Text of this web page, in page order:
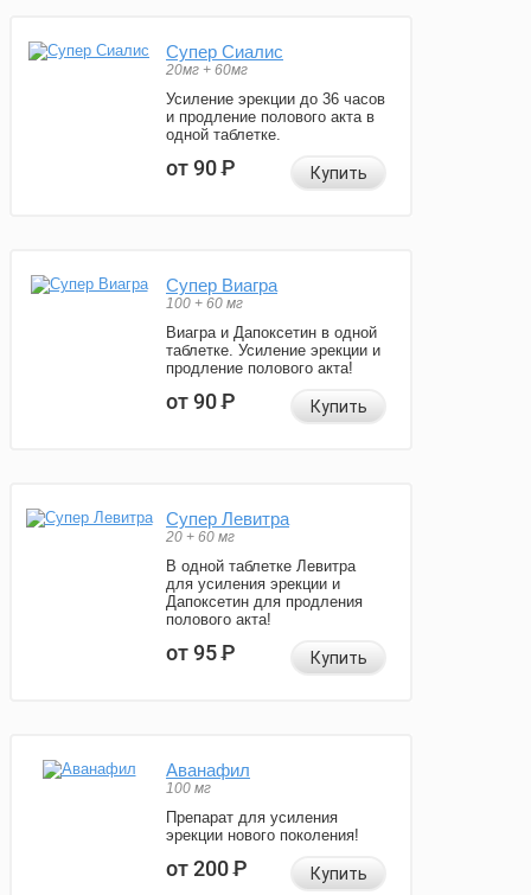
Супер Сиалис
20мг + 60мг
Усиление эрекции до 36 часов
и продление полового акта в
одной таблетке.
от 90Р Купить
Супер Виагра
100 + 60 мг
Виагра и Дапоксетин в одной
таблетке. Усиление эрекции и
продление полового акта!
от 90Р Купить
Супер Левитра
20 + 60 мг
В одной таблетке Левитра
для усиления эрекции и
Дапоксетин для продления
полового акта!
от 95Р Купить
Аванафил
100 мг
Препарат для усиления
эрекции нового поколения!
от 200Р Купить